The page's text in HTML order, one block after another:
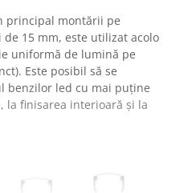
principal montării pe
15 mm, este utilizat acolo
uniformă de lumină pe
Este posibil să se
benzilor led cu mai puține
la finisarea interioară și la